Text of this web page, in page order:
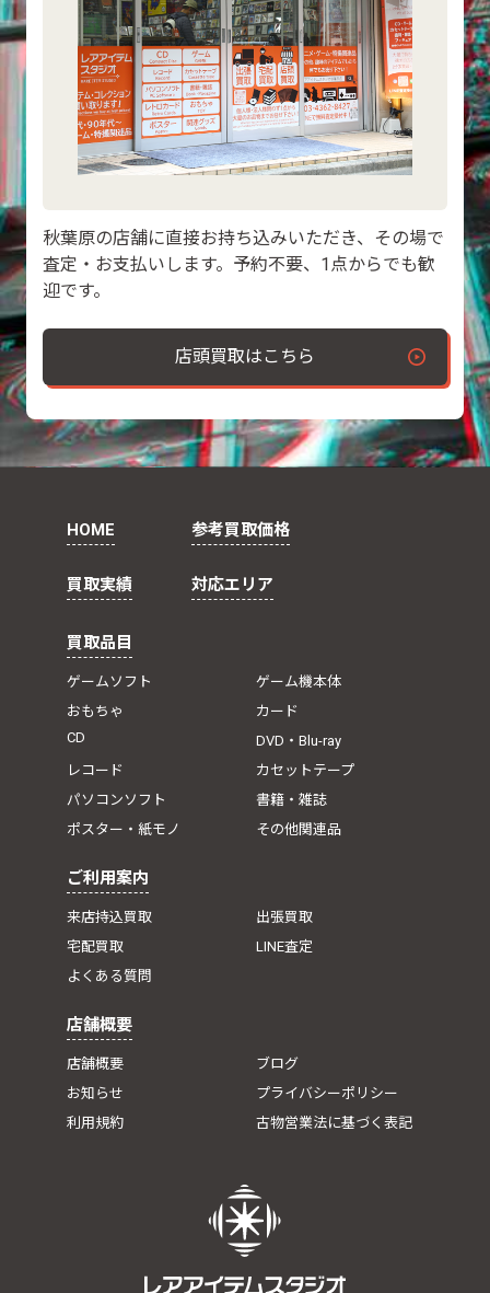
秋葉原の店舗に直接お持ち込みいただき、その場で
査定・お支払いします。予約不要、1点からでも歓
迎です。
店頭買取はこちら
HOME 参考買取価格
買取実績 対応エリア
買取品目
ゲームソフト
ゲーム機本体
おもちゃ
カード
CD
DVD・Blu-ray
レコード
カセットテープ
パソコンソフト
書籍・雑誌
ポスター・紙モノ
その他関連品
ご利用案内
来店持込買取
出張買取
宅配買取
LINE査定
よくある質問
店舗概要
店舗概要
ブログ
お知らせ
プライバシーポリシー
利用規約
古物営業法に基づく表記